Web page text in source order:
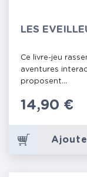
LES
Ce livre-jeu
aventures
proposent...
Prix
14,90 €